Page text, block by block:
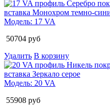
Модель: 17 VA
50704 руб
Удалить В корзину
Модель: 20 VA
55908 руб